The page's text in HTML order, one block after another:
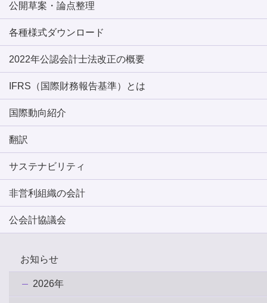
公開草案・論点整理
各種様式ダウンロード
2022年公認会計士法改正の概要
IFRS（国際財務報告基準）とは
国際動向紹介
翻訳
サステナビリティ
非営利組織の会計
公会計協議会
お知らせ
2026年